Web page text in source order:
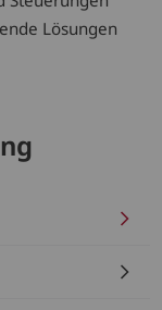
Lösungen